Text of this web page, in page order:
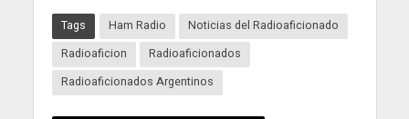
Tags Ham Radio
Noticias del Radioaficionado
Radioaficion
Radioaficionados
Radioaficionados Argentinos